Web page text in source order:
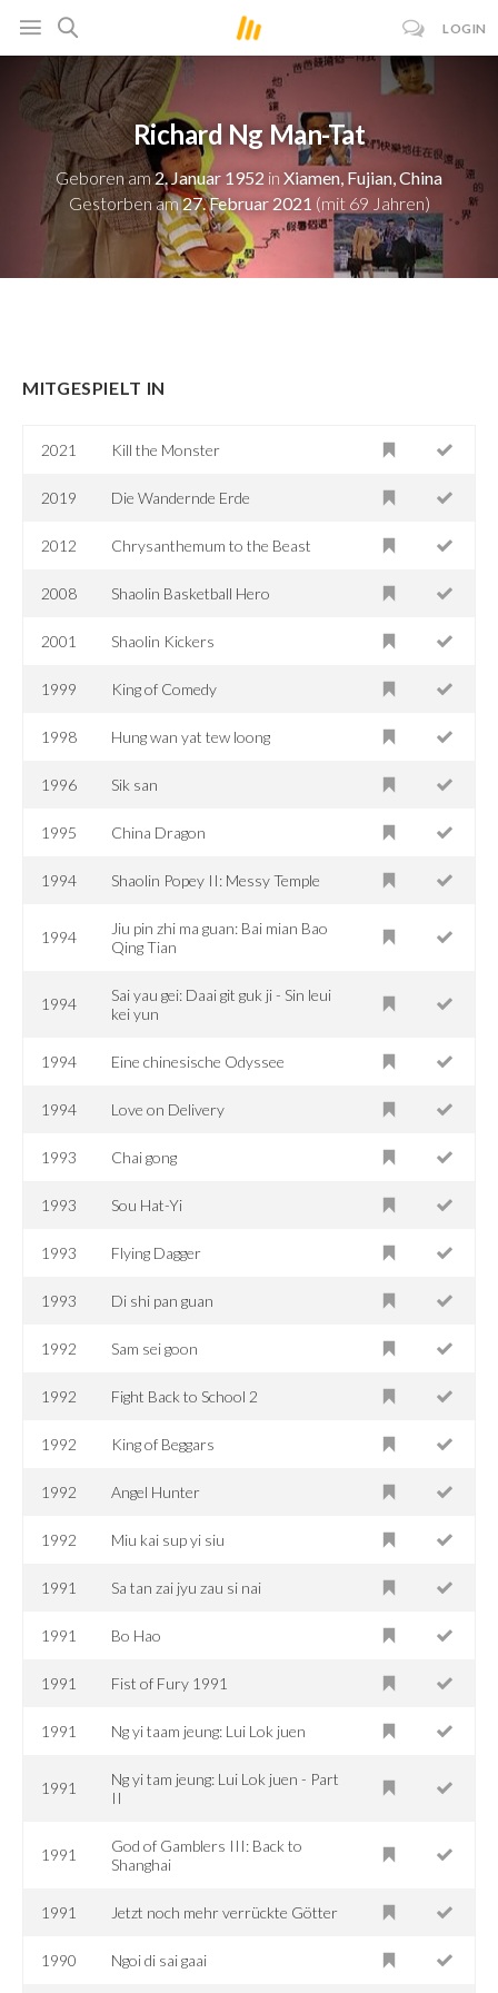
LOGIN
Richard Ng Man-Tat
Geboren am2. Januar 1952 in Xiamen, Fujian, China
Gestorben am27. Februar 2021 (mit 69 Jahren)
MITGESPIELT IN
2021 Kill the Monster
2019 Die Wandernde Erde
2012 Chrysanthemum to the Beast
2008 Shaolin Basketball Hero
2001 Shaolin Kickers
1999 King of Comedy
1998 Hung wan yat tew loong
1996 Sik san
1995 China Dragon
1994 Shaolin Popey II: Messy Temple
1994
Jiu pin zhi ma guan: Bai mian Bao
Qing Tian
1994
Sai yau gei: Daai git guk ji - Sin leui
kei yun
1994 Eine chinesische Odyssee
1994 Love on Delivery
1993 Chai gong
1993 Sou Hat-Yi
1993 Flying Dagger
1993 Di shi pan guan
1992 Sam sei goon
1992 Fight Back to School 2
1992 King of Beggars
1992 Angel Hunter
1992 Miu kai sup yi siu
1991 Sa tan zai jyu zau si nai
1991 Bo Hao
1991 Fist of Fury 1991
1991 Ng yi taam jeung: Lui Lok juen
1991
Ng yi tam jeung: Lui Lok juen - Part
II
1991
God of Gamblers III: Back to
Shanghai
1991 Jetzt noch mehr verrückte Götter
1990 Ngoi di sai gaai